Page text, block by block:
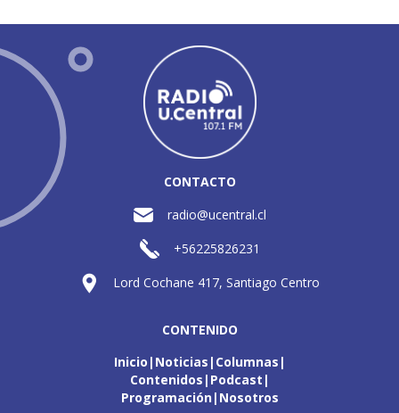
CONTACTO
radio@ucentral.cl
+56225826231
Lord Cochane 417, Santiago Centro
CONTENIDO
Inicio Noticias Columnas
Contenidos Podcast
Programación Nosotros